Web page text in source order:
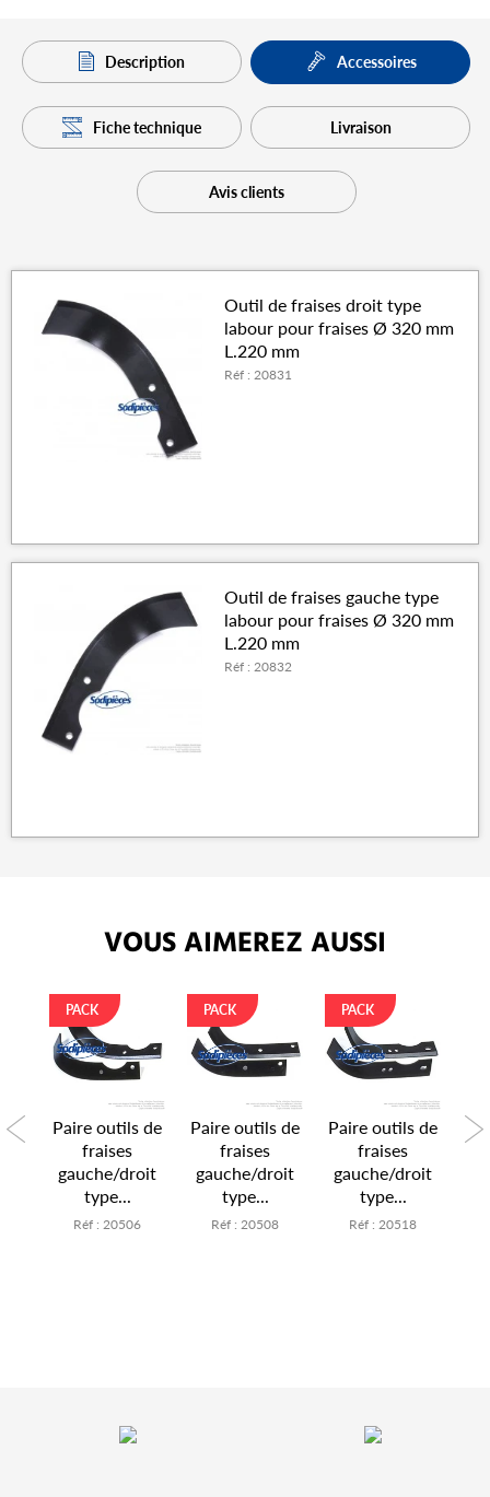
Description Accessoires
Fiche technique Livraison
Avis clients
Outil de fraises droit type
labour pour fraises Ø 320 mm
L.220 mm
Réf : 20831
Outil de fraises gauche type
labour pour fraises Ø 320 mm
L.220 mm
Réf : 20832
VOUS AIMEREZ AUSSI
Paire outils de
fraises
gauche/droit
type...
Réf : 20506
PACK
Paire outils de
fraises
gauche/droit
type...
Réf : 20508
PACK
Paire outils de
fraises
gauche/droit
type...
Réf : 20518
PACK